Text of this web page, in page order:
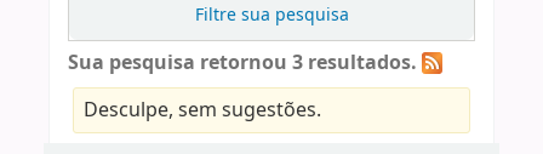
Filtre sua pesquisa
Sua pesquisa retornou 3 resultados.
Desculpe, sem sugestões.